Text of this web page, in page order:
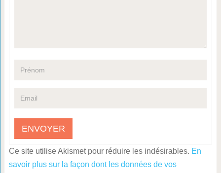
Ce site utilise Akismet pour réduire les indésirables. En
savoir plus sur la façon dont les données de vos